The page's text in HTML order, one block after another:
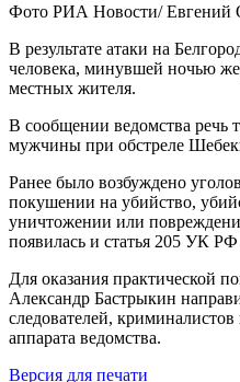
Фото РИА Новости/ Евгений
В результате атаки на
человека, минувшей ночью
местных жителя.
В сообщении ведомства речь
мужчины при обстреле
Ранее было возбуждено
покушении на убийство,
уничтожении или
появилась и статья 205 УК
Для оказания практической
Александр Бастрыкин
следователей,
аппарата ведомства.
Версия для печати